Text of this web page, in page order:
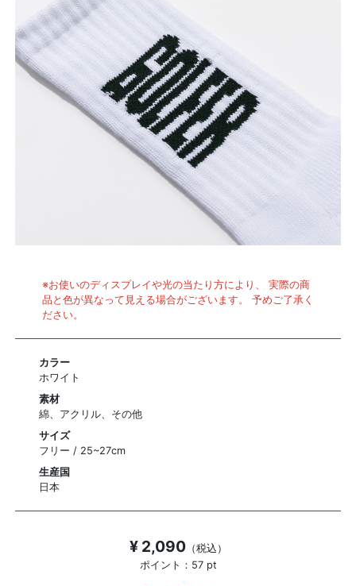
※お使いのディスプレイや光の当たり方により、 実際の商
品と色が異なって見える場合がございます。 予めご了承く
ださい。
カラー
ホワイト
素材
綿、アクリル、その他
サイズ
フリー / 25~27cm
生産国
日本
¥ 2,090（税込）
ポイント：57 pt